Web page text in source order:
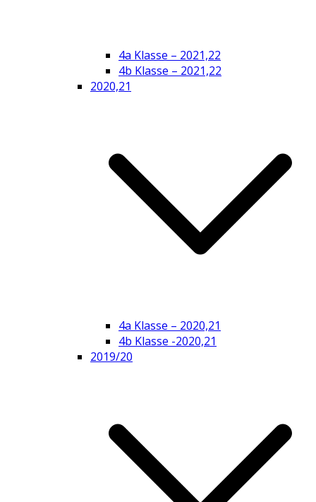
4a Klasse – 2021,22
4b Klasse – 2021,22
2020,21
4a Klasse – 2020,21
4b Klasse -2020,21
2019/20